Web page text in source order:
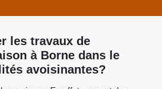
les travaux de
à Borne dans le
avoisinantes?